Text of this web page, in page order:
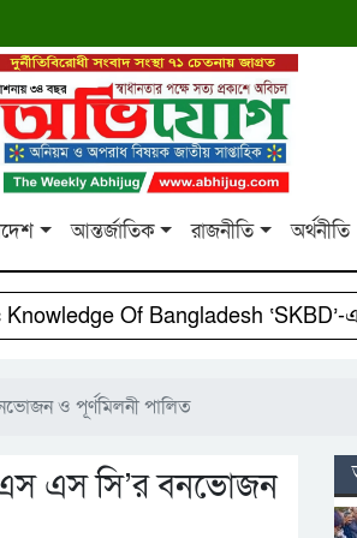
আন্তর্জাতিক রাজনীতি অর্থনীতি
Of Bangladesh ‘SKBD’-এর
ও পূর্ণমিলনী পালিত
এস এস সি’র বনভোজন